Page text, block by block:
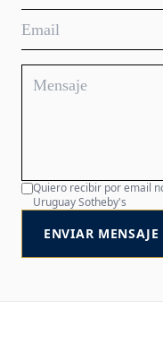
Quiero recibir por email
Uruguay Sotheby's
ENVIAR MENSAJE